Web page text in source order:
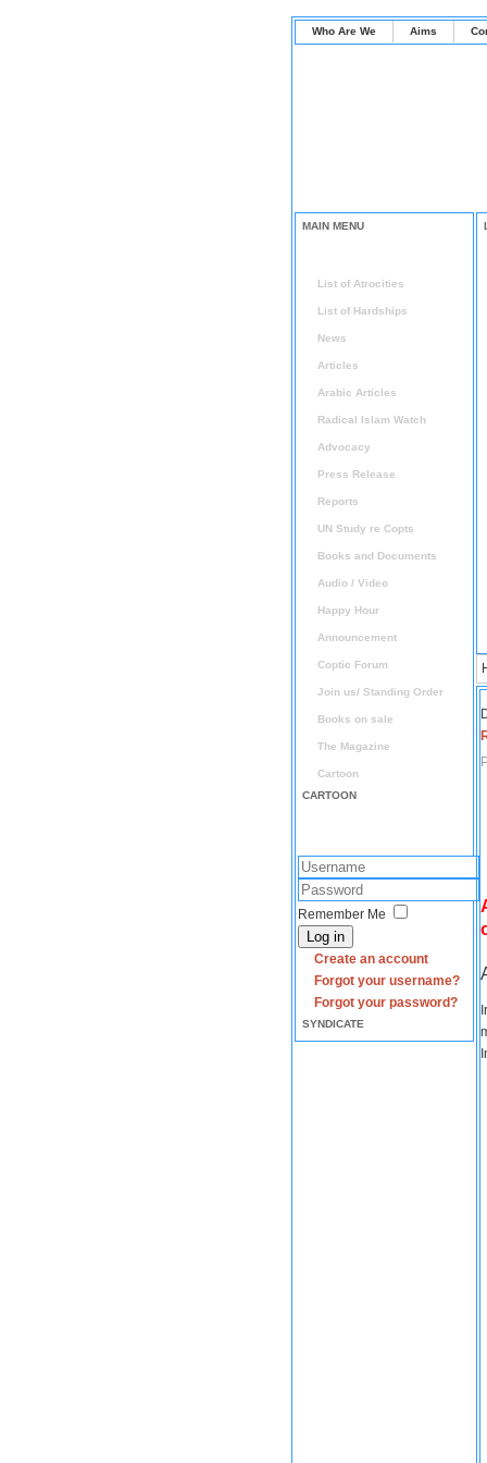
Who Are We Aims
MAIN MENU
List of Atrocities
List of Hardships
News
Articles
Arabic Articles
Radical Islam Watch
Advocacy
Press Release
Reports
UN Study re Copts
Books and Documents
Audio / Video
Happy Hour
Announcement
Coptic Forum
Join us/ Standing Order
Books on sale
The Magazine
Cartoon
CARTOON
Remember Me
Log in
Create an account
Forgot your username?
Forgot your password?
SYNDICATE